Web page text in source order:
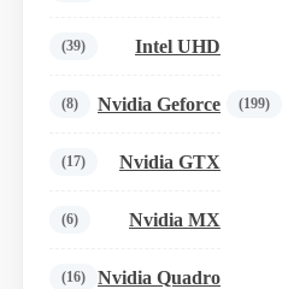
(199)
Intel UHD
(39)
Nvidia Geforce
(8)
Nvidia GTX
(17)
Nvidia MX
(6)
Nvidia Quadro
(16)